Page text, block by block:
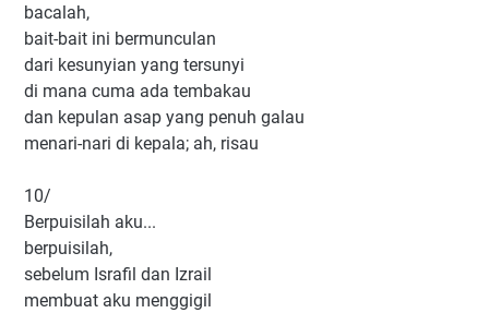
bacalah,
bait-bait ini bermunculan
dari kesunyian yang tersunyi
di mana cuma ada tembakau
dan kepulan asap yang penuh galau
menari-nari di kepala; ah, risau
10/
Berpuisilah aku...
berpuisilah,
sebelum Israfil dan Izrail
membuat aku menggigil